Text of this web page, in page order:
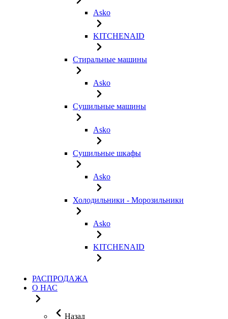
Asko
KITCHENAID
Стиральные машины
Asko
Сушильные машины
Asko
Сушильные шкафы
Asko
Холодильники - Морозильники
Asko
KITCHENAID
РАСПРОДАЖА
О НАС
Назад